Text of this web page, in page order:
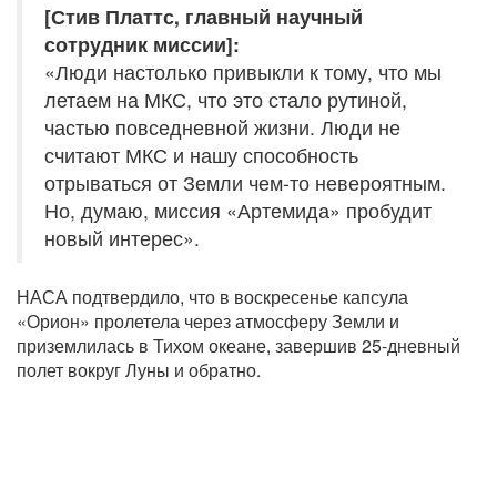
[Стив Платтс, главный научный
сотрудник миссии]:
«Люди настолько привыкли к тому, что мы
летаем на МКС, что это стало рутиной,
частью повседневной жизни. Люди не
считают МКС и нашу способность
отрываться от Земли чем-то невероятным.
Но, думаю, миссия «Артемида» пробудит
новый интерес».
НАСА подтвердило, что в воскресенье капсула
«Орион» пролетела через атмосферу Земли и
приземлилась в Тихом океане, завершив 25-дневный
полет вокруг Луны и обратно.